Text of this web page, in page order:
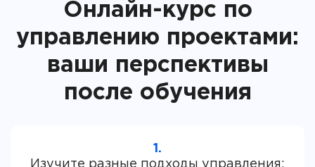
Онлайн-курс по
управлению проектами:
ваши перспективы
после обучения
1.
Изучите разные подходы управления: